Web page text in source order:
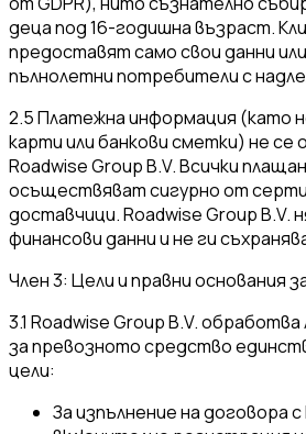
деца под 16-годишна възраст.
предоставят само свои данни
пълнолетни потребители с
2.5 Платежна информация (като
карти или банкови сметки) не
Roadwise Group B.V. Всички
осъществяват сигурно от
доставчици. Roadwise Group B.V.
финансови данни и не ги
Член 3: Цели и правни основания
3.1 Roadwise Group B.V. обработва
за превозното средство
цели:
За изпълнение на договора